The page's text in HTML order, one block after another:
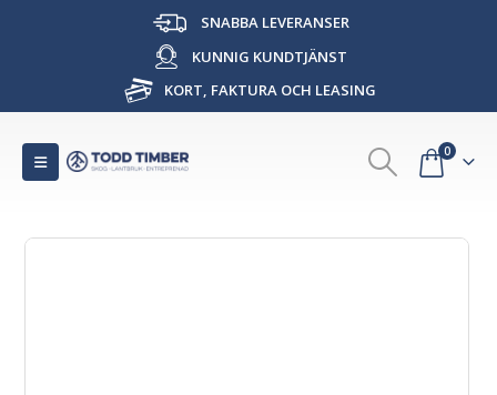
SNABBA LEVERANSER
KUNNIG KUNDTJÄNST
KORT, FAKTURA OCH LEASING
0